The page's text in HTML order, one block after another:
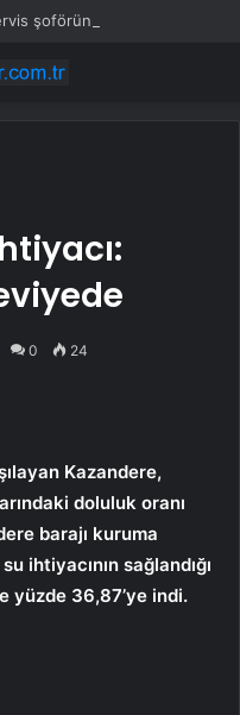
0 24
Kazandere,
doluluk oranı
barajı kuruma
ihtiyacının sağlandığı
yüzde 36,87’ye indi.